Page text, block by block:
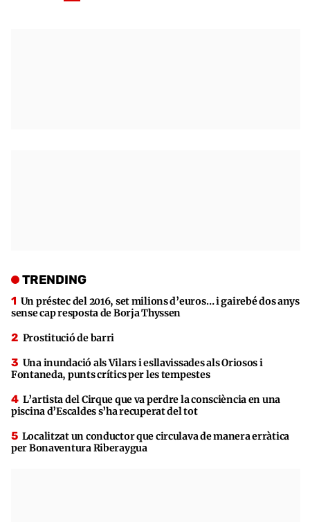
TRENDING
Un préstec del 2016, set milions d’euros… i gairebé dos anys
sense cap resposta de Borja Thyssen
Prostitució de barri
Una inundació als Vilars i esllavissades als Oriosos i
Fontaneda, punts crítics per les tempestes
L’artista del Cirque que va perdre la consciència en una
piscina d’Escaldes s’ha recuperat del tot
Localitzat un conductor que circulava de manera erràtica
per Bonaventura Riberaygua